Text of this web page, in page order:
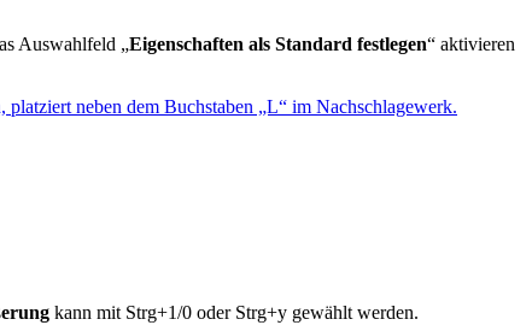
Auswahlfeld „Eigenschaften als Standard festlegen“ aktivieren
kann mit Strg+1/0 oder Strg+y gewählt werden.